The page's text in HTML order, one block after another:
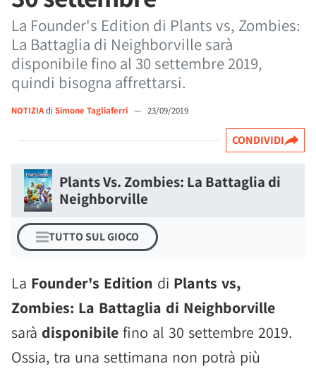
La Founder's Edition di Plants vs, Zombies:
La Battaglia di Neighborville sarà
disponibile fino al 30 settembre 2019,
quindi bisogna affrettarsi.
NOTIZIAdi Simone Tagliaferri — 23/09/2019
CONDIVIDI
Plants Vs. Zombies: La Battaglia di
Neighborville
TUTTO SUL GIOCO
La Founder's Edition di Plants vs,
Zombies: La Battaglia di Neighborville
sarà disponibile fino al 30 settembre 2019.
Ossia, tra una settimana non potrà più